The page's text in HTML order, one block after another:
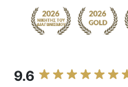
9.6